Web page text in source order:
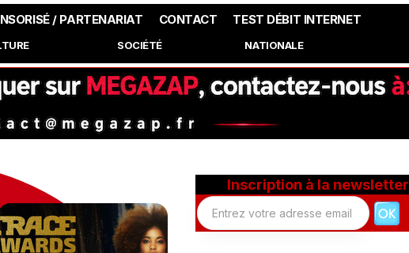
SOCIÉTÉ
NATIONALE
/ PARTENARIAT CONTACT TEST DÉBIT INTERNET
Inscription à la newsletter